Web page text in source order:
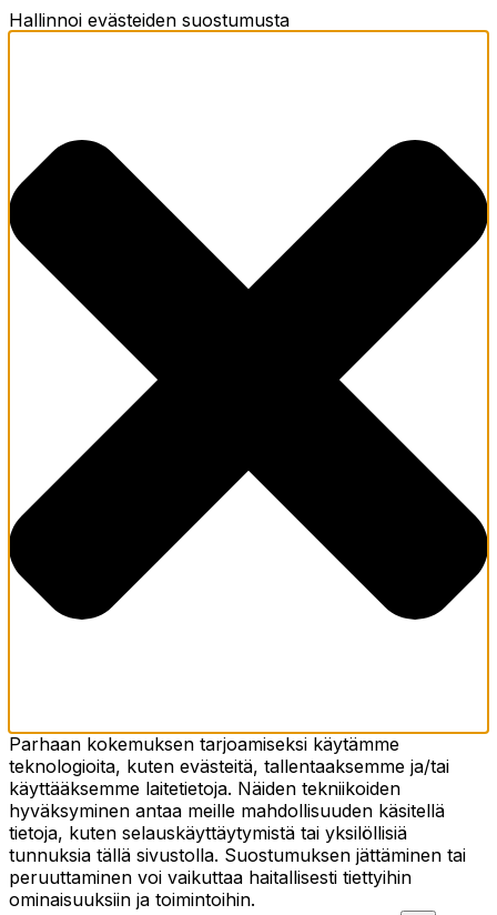
Hallinnoi evästeiden suostumusta
Parhaan kokemuksen tarjoamiseksi käytämme
teknologioita, kuten evästeitä, tallentaaksemme ja/tai
käyttääksemme laitetietoja. Näiden tekniikoiden
hyväksyminen antaa meille mahdollisuuden käsitellä
tietoja, kuten selauskäyttäytymistä tai yksilöllisiä
tunnuksia tällä sivustolla. Suostumuksen jättäminen tai
peruuttaminen voi vaikuttaa haitallisesti tiettyihin
ominaisuuksiin ja toimintoihin.